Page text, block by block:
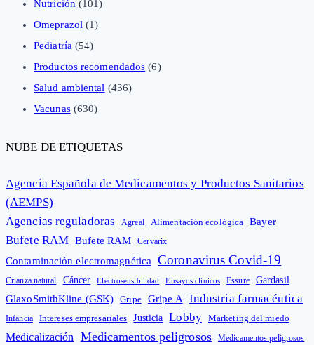
Nutrición (101)
Omeprazol (1)
Pediatría (54)
Productos recomendados (6)
Salud ambiental (436)
Vacunas(630)
NUBE DE ETIQUETAS
Agencia Española de Medicamentos y Productos Sanitarios
(AEMPS)
Agencias reguladoras
Agreal Alimentación ecológica Bayer
Bufete RAM Bufete RAM Cervarix
Contaminación electromagnética Coronavirus Covid-19
Crianza natural Cáncer Electrosensibilidad Ensayos clínicos Essure Gardasil
GlaxoSmithKline (GSK) Gripe Gripe A Industria farmacéutica
Infancia Intereses empresariales Justicia Lobby Marketing del miedo
Medicalización Medicamentos peligrosos Medicamentos peligrosos